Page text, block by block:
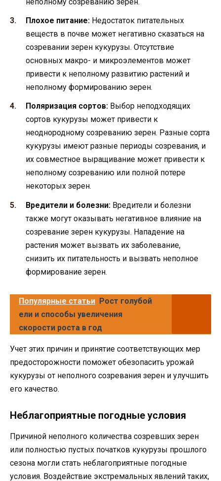
Плохое питание: Недостаток питательных
веществ в почве может негативно сказаться на
созревании зерен кукурузы. Отсутствие
основных макро- и микроэлементов может
привести к неполному развитию растений и
неполному формированию зерен.
Поляризация сортов: Выбор неподходящих
сортов кукурузы может привести к
неоднородному созреванию зерен. Разные сорта
кукурузы имеют разные периоды созревания, и
их совместное выращивание может привести к
неполному созреванию или полной потере
некоторых зерен.
Вредители и болезни: Вредители и болезни
также могут оказывать негативное влияние на
созревание зерен кукурузы. Нападение на
растения может вызвать их заболевание,
снизить их питательность и вызвать неполное
формирование зерен.
Популярные статьи Рост голубой
ели и способы увеличения
скорости роста в год
Учет этих причин и принятие соответствующих мер
предосторожности поможет обезопасить урожай
кукурузы от неполного созревания зерен и улучшить
его качество.
Неблагоприятные погодные условия
Причиной неполного количества созревших зерен
или полностью пустых початков кукурузы прошлого
сезона могли стать неблагоприятные погодные
условия. Воздействие экстремальных явлений таких,